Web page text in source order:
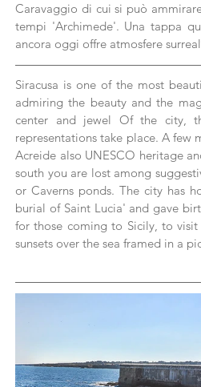
Caravaggio di cui si può
tempi 'Archimede'. Una tappa
ancora oggi offre atmosfere
Siracusa is one of the most
admiring the beauty and the
center and jewel Of the city,
representations take place. A few
Acreide also UNESCO heritage
south you are lost among
or Caverns ponds. The city has
burial of Saint Lucia' and gave
for those coming to Sicily, to
sunsets over the sea framed in a